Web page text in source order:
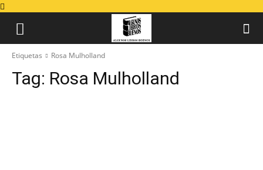
Etiquetas Rosa Mulholland
Tag: Rosa Mulholland